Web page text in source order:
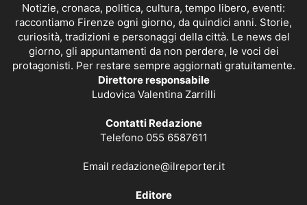
Notizie, cronaca, politica, cultura, tempo libero, eventi:
raccontiamo Firenze ogni giorno, da quindici anni. Storie,
curiosità, tradizioni e personaggi della città. Le news del
giorno, gli appuntamenti da non perdere, le voci dei
protagonisti. Per restare sempre aggiornati gratuitamente.
Direttore responsabile
Ludovica Valentina Zarrilli
Contatti Redazione
Telefono 055 6587611
Email redazione@ilreporter.it
Editore